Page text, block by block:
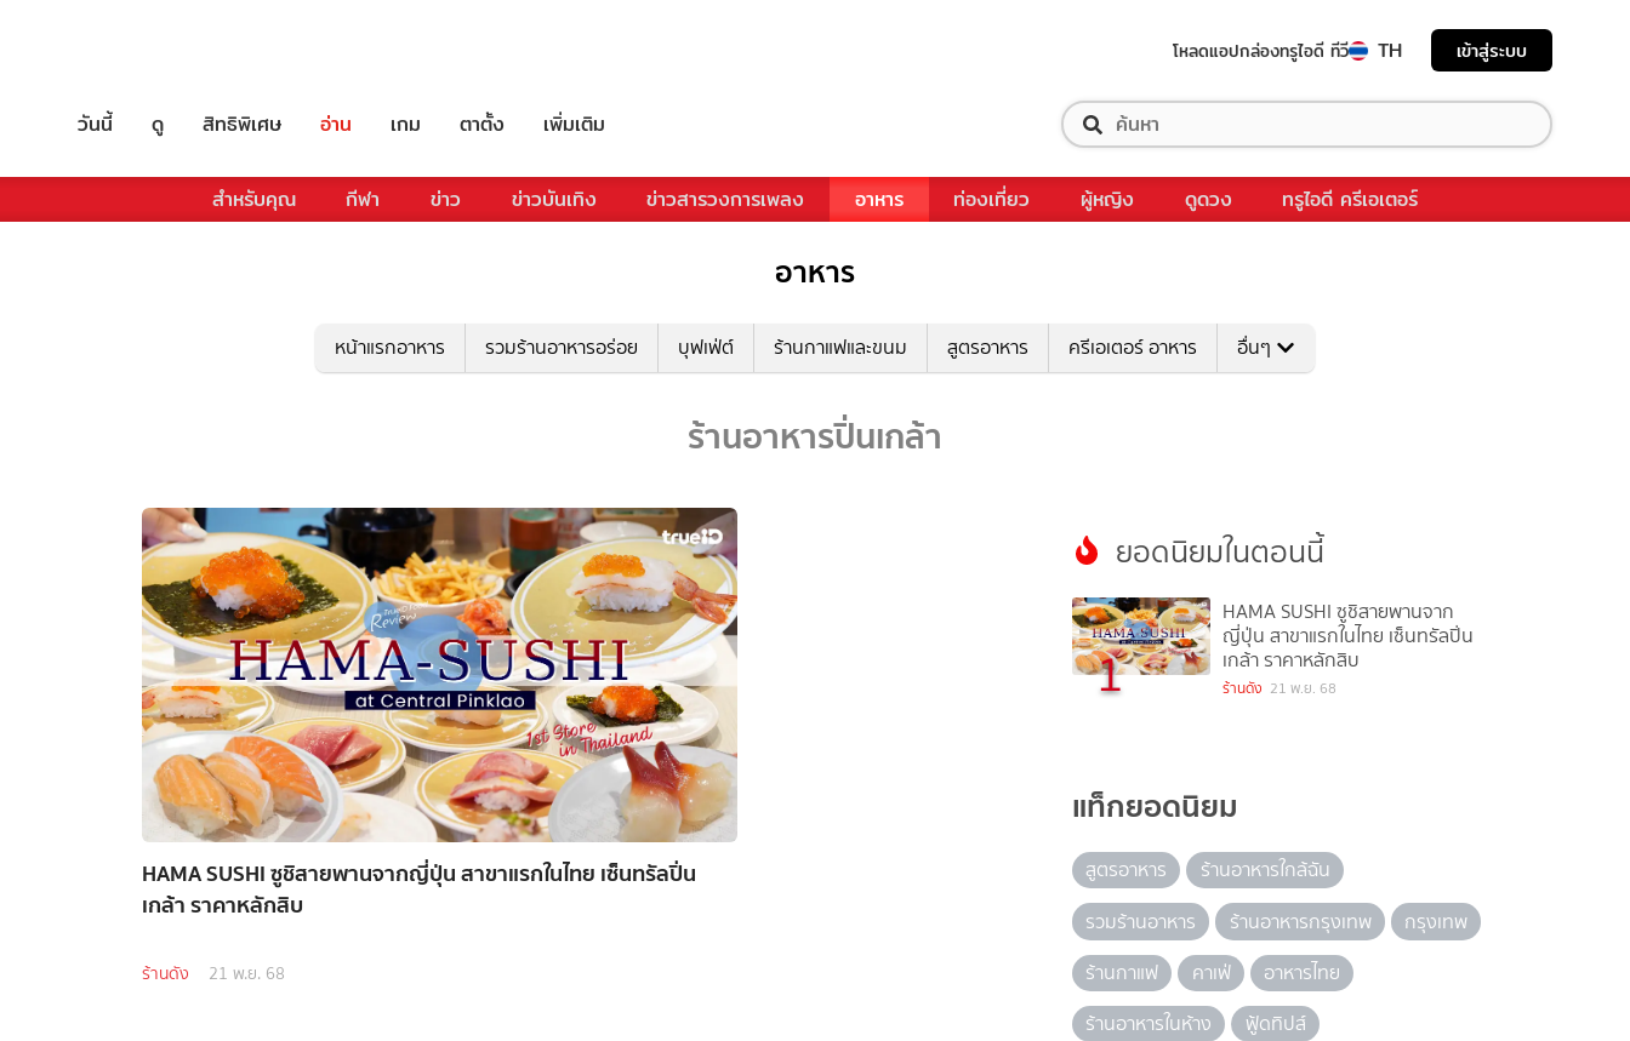
โหลดแอปกล่องทรูไอดี ทีวี TH เข้าสู่ระบบ
วันนี้ ดู สิทธิพิเศษ อ่าน เกม ตาตั้ง เพิ่มเติม
สำหรับคุณ กีฬา ข่าว ข่าวบันเทิง ข่าวสารวงการเพลง อาหาร ท่องเที่ยว ผู้หญิง ดูดวง ทรูไอดี ครีเอเตอร์
อาหาร
หน้าแรกอาหาร รวมร้านอาหารอร่อย บุฟเฟ่ต์ ร้านกาแฟและขนม สูตรอาหาร ครีเอเตอร์ อาหาร อื่นๆ
ร้านอาหารปิ่นเกล้า
HAMA SUSHI ซูชิสายพานจากญี่ปุ่น สาขาแรกในไทย เซ็นทรัลปิ่น
เกล้า ราคาหลักสิบ
ร้านดัง 21 พ.ย. 68
ยอดนิยมในตอนนี้
1
HAMA SUSHI ซูชิสายพานจาก
ญี่ปุ่น สาขาแรกในไทย เซ็นทรัลปิ่น
เกล้า ราคาหลักสิบ
ร้านดัง 21 พ.ย. 68
แท็กยอดนิยม
สูตรอาหาร
ร้านอาหารใกล้ฉัน
รวมร้านอาหาร
ร้านอาหารกรุงเทพ
กรุงเทพ
ร้านกาแฟ
คาเฟ่
อาหารไทย
ร้านอาหารในห้าง
ฟู้ดทิปส์